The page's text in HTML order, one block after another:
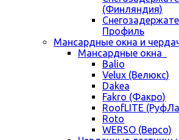
(Финляндия)
Профиль
Мансардные окна и
Мансардные окна
Balio
Velux (Велюкс)
Dakea
Fakro (Факро)
RoofLITE
Roto
WERSO (Версо)